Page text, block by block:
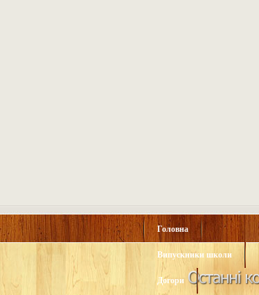
Головна
Випускники школи
Догори